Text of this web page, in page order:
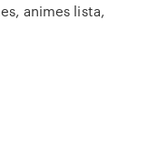
animes lista,